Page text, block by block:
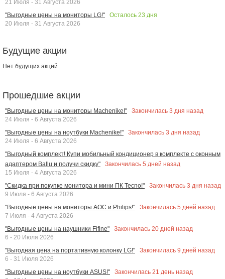
21 Июля - 31 Августа 2026
"Выгодные цены на мониторы LG!"
Осталось 23 дня
20 Июля - 31 Августа 2026
Будущие акции
Нет будущих акций
Прошедшие акции
"Выгодные цены на мониторы Machenike!" Закончилась 3 дня назад
24 Июля - 6 Августа 2026
"Выгодные цены на ноутбуки Machenike!"
Закончилась 3 дня назад
24 Июля - 6 Августа 2026
"Выгодный комплект! Купи мобильный кондиционер в комплекте с оконным
адаптером Ballu и получи скидку"
Закончилась 5 дней назад
15 Июля - 4 Августа 2026
"Скидка при покупке монитора и мини ПК Tecno!"
Закончилась 3 дня назад
9 Июля - 6 Августа 2026
"Выгодные цены на мониторы AOC и Philips!"
Закончилась 5 дней назад
7 Июля - 4 Августа 2026
"Выгодные цены на наушники Fifine"
Закончилась 20 дней назад
6 - 20 Июля 2026
"Выгодная цена на портативную колонку LG!"
Закончилась 9 дней назад
6 - 31 Июля 2026
"Выгодные цены на ноутбуки ASUS!"
Закончилась 21 день назад